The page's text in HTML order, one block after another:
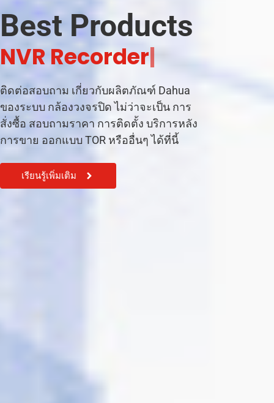
Best Products
|
ติดต่อสอบถาม เกี่ยวกับผลิตภัณฑ์ Dahua
ของระบบ กล้องวงจรปิด ไม่ว่าจะเป็น การ
สั่งซื้อ สอบถามราคา การติดตั้ง บริการหลัง
การขาย ออกแบบ TOR หรืออื่นๆ ได้ที่นี้
เรียนรู้เพิ่มเติม